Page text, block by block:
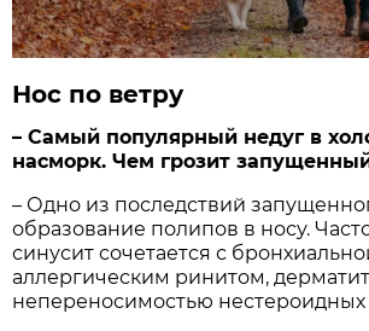
Нос по ветру
– Самый популярный недуг в
насморк. Чем грозит
– Одно из последствий
образование полипов в носу.
синусит сочетается с
аллергическим ринитом,
непереносимостью нестероидных